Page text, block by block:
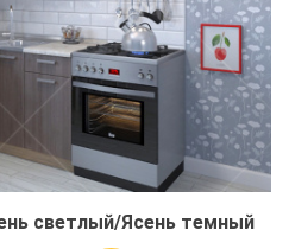
светлый/Ясень темный